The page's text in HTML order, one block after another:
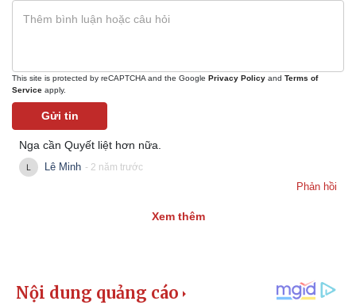
This site is protected by reCAPTCHA and the Google Privacy Policy and Terms of
Service apply.
Gửi tin
Nga cần Quyết liệt hơn nữa.
Lê Minh - 2 năm trước
Phản hồi
Xem thêm